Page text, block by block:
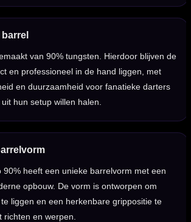
van 90% tungsten. Hierdoor blijven de
en professioneel in de hand liggen, met
en duurzaamheid voor fanatieke darters
hun setup willen halen.
90% heeft een unieke barrelvorm met een
opbouw. De vorm is ontworpen om
liggen en een herkenbare grippositie te
en werpen.